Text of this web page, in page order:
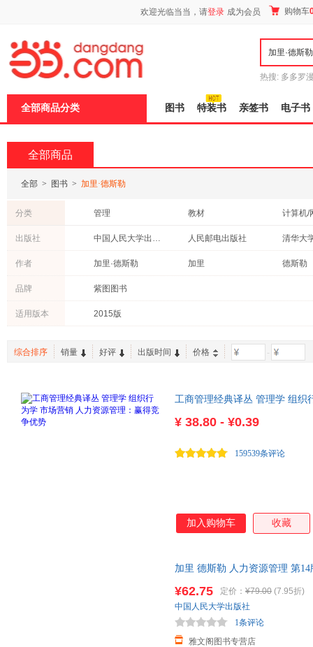
欢迎光临当当，请登录 成为会员 购物车
热搜: 多多罗
全部商品分类 图书 特装书 亲签书 电子书
全部商品
全部 > 图书 > 加里·德斯勒
分类 管理 教材
计算机/
童书
科普读物
法律
老书/收藏
出版社 中国人民大学出版社 人民邮电出版社
清华大
武汉大学出版社
作者 加里·德斯勒 加里
德斯勒
鲍尔吉·原野
品牌 紫图图书
适用版本 2015版
综合排序 销量 好评 出版时间 价格 -
工商管理经典译丛 管理学 组织
¥ 38.80 - ¥0.39
159539条评论
加入购物车 收藏
加里 德斯勒 人力资源管理 第
问题联系在线客服，赠品随机。
¥62.75 定价： ¥79.00 (7.95折)
雅文阁图书专营店
1条评论
中国人民大学出版社
页
加